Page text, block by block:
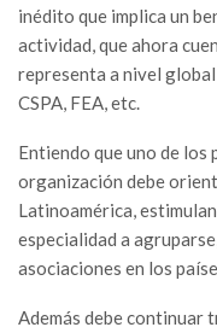
inédito que implica un
actividad, que ahora
representa a nivel
CSPA, FEA, etc.
Entiendo que uno de los
organización debe
Latinoamérica,
especialidad a
asociaciones en los
Además debe continuar